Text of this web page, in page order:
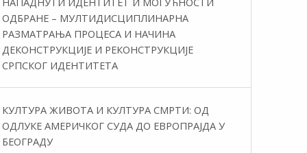
ОДБРАНЕ – МУЛТИДИСЦИПЛИНАРНА
РАЗМАТРАЊА ПРОЦЕСА И НАЧИНА
ДЕКОНСТРУКЦИЈЕ И РЕКОНСТРУКЦИЈЕ
СРПСКОГ ИДЕНТИТЕТА
КУЛТУРА ЖИВОТА И КУЛТУРА СМРТИ: ОД
ОДЛУКЕ АМЕРИЧКОГ СУДА ДО ЕВРОПРАЈДА У
БЕОГРАДУ